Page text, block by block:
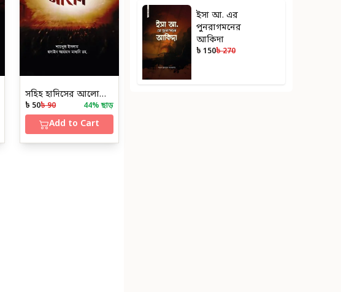
সহিহ হাদিসের আলোকে ইমাম মাহদি
৳ 50৳ 90 44% ছাড়
Add to Cart
ইসা আ. এর
পুনরাগমনের
আকিদা
৳ 150৳ 270